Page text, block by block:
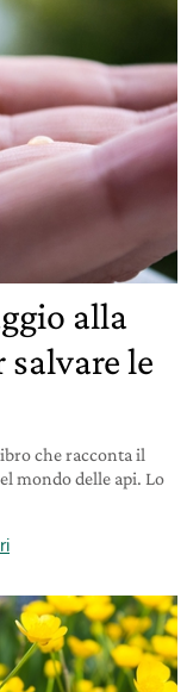
alla
salvare le
che racconta il
mondo delle api. Lo